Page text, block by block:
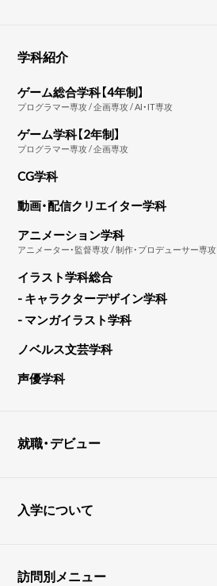
学科紹介
ゲーム総合学科【4年制】
プログラマー専攻 / 企画専攻 / AI・IT専攻
ゲーム学科【2年制】
プログラマー専攻 / 企画専攻
CG学科
動画・配信クリエイター学科
アニメーション学科
アニメーター・監督専攻 / 制作・プロデューサー専攻
イラスト学科総合
- キャラクターデザイン学科
- マンガイラスト学科
ノベルス文芸学科
声優学科
就職・デビュー
入学について
訪問別メニュー